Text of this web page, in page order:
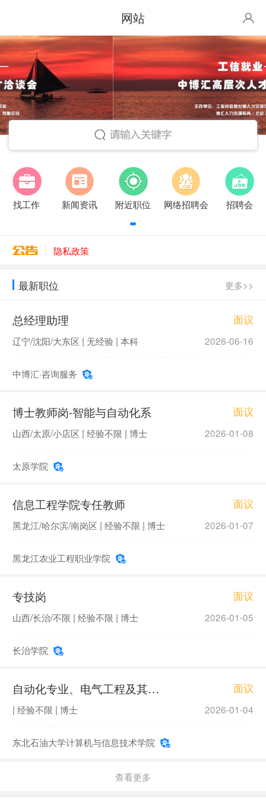
网站
找工作 新闻资讯 附近职位 网络招聘会 招聘会
隐私政策
最新职位 更多>>
总经理助理 面议
辽宁/沈阳/大东区 | 无经验 | 本科 2026-06-16
中博汇·咨询服务
博士教师岗-智能与自动化系 面议
山西/太原/小店区 | 经验不限 | 博士 2026-01-08
太原学院
信息工程学院专任教师 面议
黑龙江/哈尔滨/南岗区 | 经验不限 | 博士 2026-01-07
黑龙江农业工程职业学院
专技岗 面议
山西/长治/不限 | 经验不限 | 博士 2026-01-05
长治学院
自动化专业、电气工程及其自动化专业、通信工程专业、人工智能专业教学、科研工作 面议
| 经验不限 | 博士 2026-01-04
东北石油大学计算机与信息技术学院
查看更多